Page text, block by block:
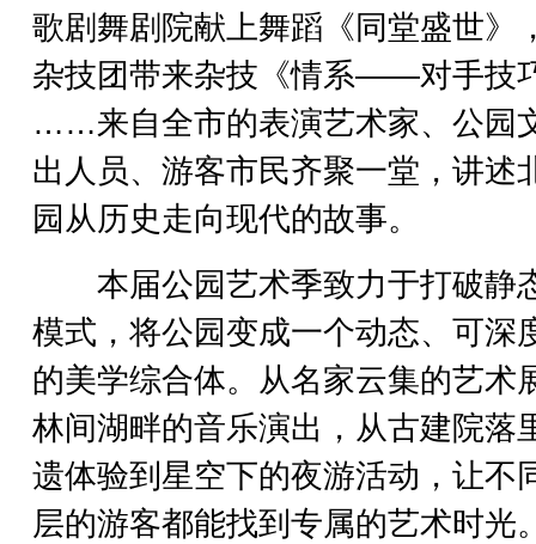
歌剧舞剧院献上舞蹈《同堂盛世》
杂技团带来杂技《情系——对手技
……来自全市的表演艺术家、公园
出人员、游客市民齐聚一堂，讲述
园从历史走向现代的故事。
本届公园艺术季致力于打破静
模式，将公园变成一个动态、可深
的美学综合体。从名家云集的艺术
林间湖畔的音乐演出，从古建院落
遗体验到星空下的夜游活动，让不
层的游客都能找到专属的艺术时光